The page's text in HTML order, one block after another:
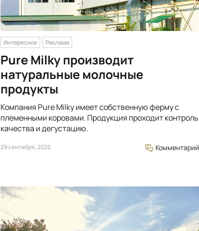
Интересное Реклама
Pure Milky производит
натуральные молочные
продукты
Компания Pure Milky имеет собственную ферму с
племенными коровами. Продукция проходит контроль
качества и дегустацию.
29 сентября, 2022 Комментарий